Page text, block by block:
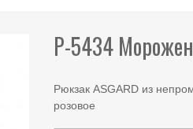
Р-5434
Рюкзак ASGARD из
розовое